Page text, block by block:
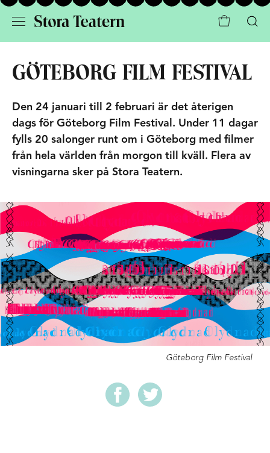
GÖTEBORG FILM FESTIVAL
Den 24 januari till 2 februari är det återigen
dags för Göteborg Film Festival. Under 11 dagar
fylls 20 salonger runt om i Göteborg med filmer
från hela världen från morgon till kväll. Flera av
visningarna sker på Stora Teatern.
Göteborg Film Festival